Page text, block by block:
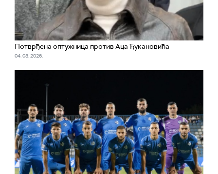
Потврђена оптужница против Аца Ђукановића
04. 08. 2026.